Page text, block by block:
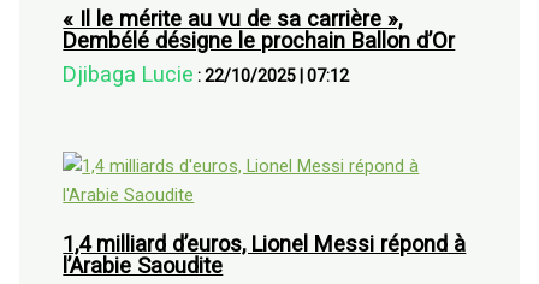
« Il le mérite au vu de sa carrière »,
Dembélé désigne le prochain Ballon d’Or
Djibaga Lucie :22/10/2025 |07:12
1,4 milliard d’euros, Lionel Messi répond à
l’Arabie Saoudite